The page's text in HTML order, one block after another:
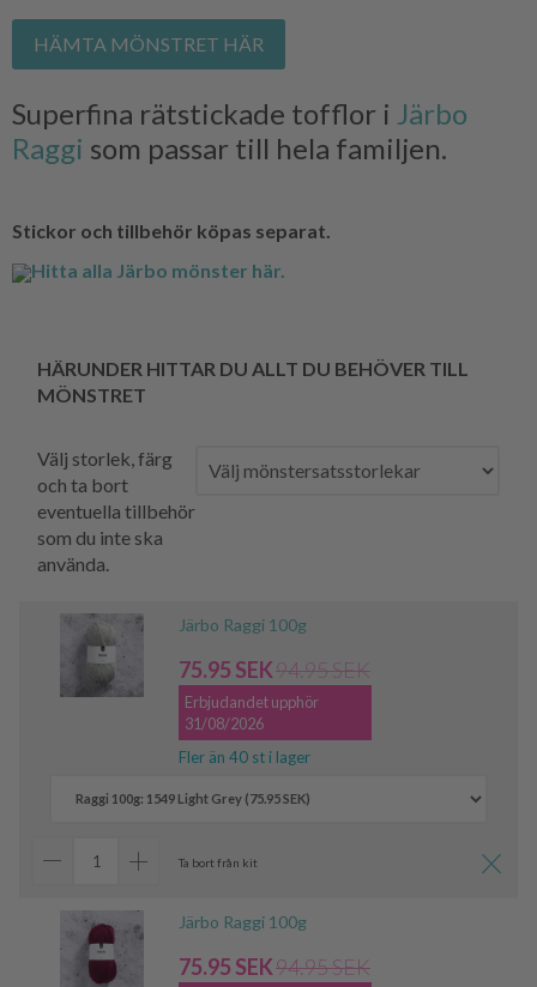
HÄMTA MÖNSTRET HÄR
Superfina rätstickade tofflor i Järbo
Raggi som passar till hela familjen.
Stickor och tillbehör köpas separat.
Hitta alla Järbo mönster här.
HÄRUNDER HITTAR DU ALLT DU BEHÖVER TILL
MÖNSTRET
Välj storlek, färg
och ta bort
eventuella tillbehör
som du inte ska
använda.
Järbo Raggi 100g
75.95 SEK94.95 SEK
Erbjudandet upphör
31/08/2026
Fler än 40 st i lager
Ta bort från kit
Järbo Raggi 100g
75.95 SEK94.95 SEK